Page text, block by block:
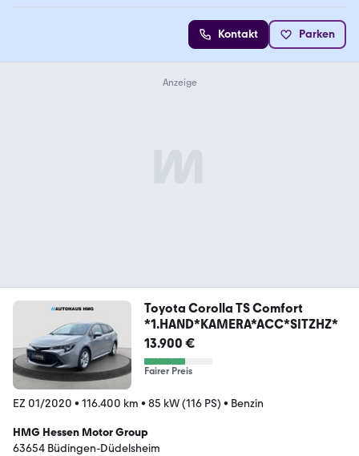
Kontakt Parken
Toyota Corolla TS Comfort
*1.HAND*KAMERA*ACC*SITZHZ*
13.900 €
Fairer Preis
EZ 01/2020 • 116.400 km • 85 kW (116 PS) • Benzin
HMG Hessen Motor Group
63654 Büdingen-Düdelsheim